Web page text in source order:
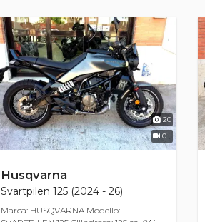
20
0
Husqvarna
Svartpilen 125 (2024 - 26)
Marca: HUSQVARNA Modello: